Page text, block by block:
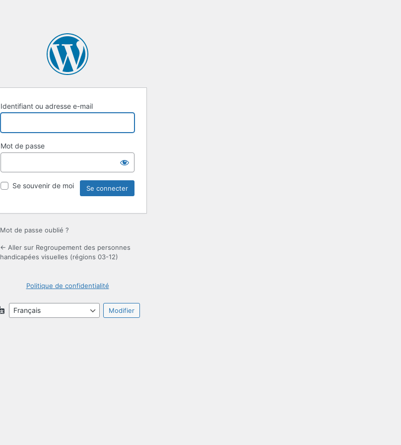
Identifiant ou adresse e-mail
Mot de passe
Se souvenir de moi
Mot de passe oublié ?
← Aller sur Regroupement des personnes
handicapées visuelles (régions 03-12)
Politique de confidentialité
Langue